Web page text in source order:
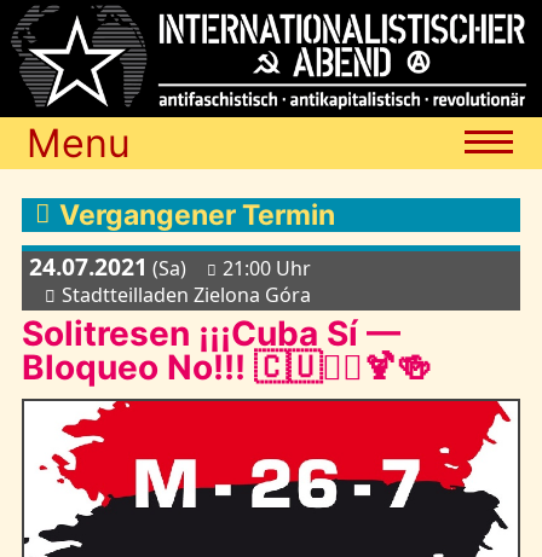
Menu
Termine
Blog
Media
Vergangener Termin
24.07.2021 (Sa)
21:00 Uhr
Stadtteilladen Zielona Góra
Solitresen ¡¡¡Cuba Sí —
Bloqueo No!!! 🇨🇺✊🏾🍹🍻